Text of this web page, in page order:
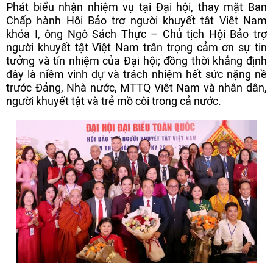
Phát biểu nhận nhiệm vụ tại Đại hội, thay mặt Ban
Chấp hành Hội Bảo trợ người khuyết tật Việt Nam
khóa I, ông Ngô Sách Thực – Chủ tịch Hội Bảo trợ
người khuyết tật Việt Nam trân trọng cảm ơn sự tin
tưởng và tín nhiệm của Đại hội; đồng thời khẳng định
đây là niềm vinh dự và trách nhiệm hết sức nặng nề
trước Đảng, Nhà nước, MTTQ Việt Nam và nhân dân,
người khuyết tật và trẻ mồ côi trong cả nước.